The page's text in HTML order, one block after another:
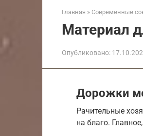
Главная » Современные
Материал
Опубликовано:
Дорожки
Рачительные
на благо.